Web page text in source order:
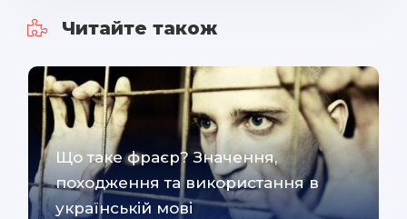
Читайте також
Що таке фраєр? Значення,
походження та використання в
українській мові